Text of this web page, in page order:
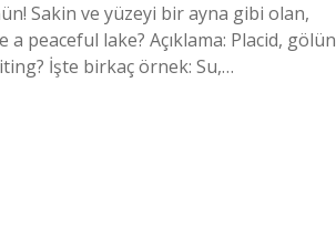
Sakin ve yüzeyi bir ayna gibi olan,
peaceful lake? Açıklama: Placid, gölün
İşte birkaç örnek: Su,…